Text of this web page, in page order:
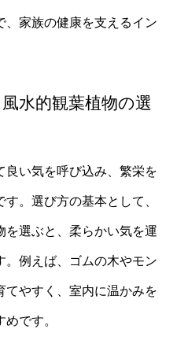
、家族の健康を支えるイン
水的観葉植物の選
良い気を呼び込み、繁栄を
。選び方の基本として、
を選ぶと、柔らかい気を運
。例えば、ゴムの木やモン
てやすく、室内に温かみを
です。